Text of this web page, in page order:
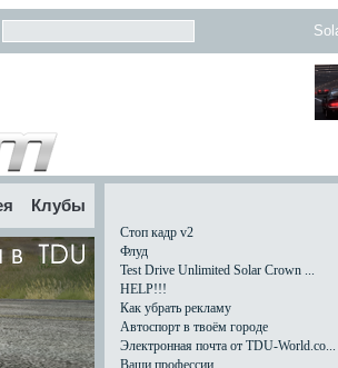
Клубы
Стоп кадр v2
Флуд
Test Drive Unlimited Solar Crown ...
HELP!!!
Как убрать рекламу
Автоспорт в твоём городе
Электронная почта от TDU-World.co...
Ваши профессии